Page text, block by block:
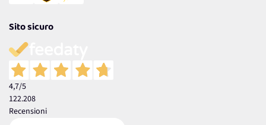
Sito sicuro
4,7/5
122.208
Recensioni